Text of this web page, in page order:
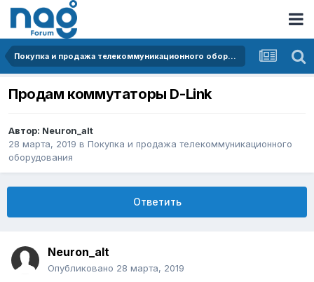
Покупка и продажа телекоммуникационного оборудования
Продам коммутаторы D-Link
Автор: Neuron_alt
28 марта, 2019 в Покупка и продажа телекоммуникационного
оборудования
Ответить
Neuron_alt
Опубликовано 28 марта, 2019